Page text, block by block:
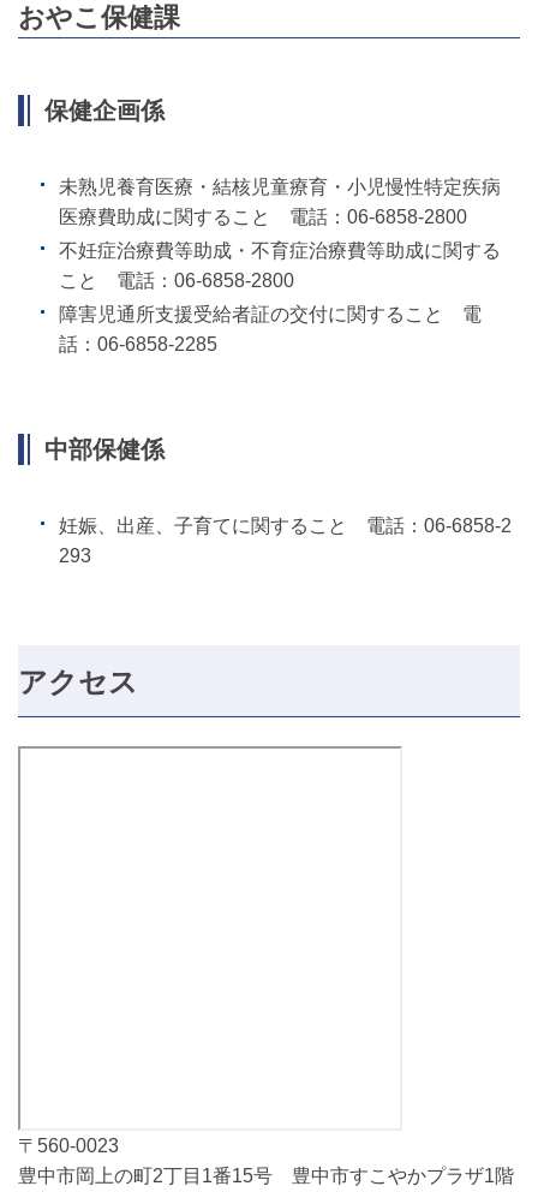
おやこ保健課
保健企画係
未熟児養育医療・結核児童療育・小児慢性特定疾病
医療費助成に関すること 電話：06-6858-2800
不妊症治療費等助成・不育症治療費等助成に関する
こと 電話：06-6858-2800
障害児通所支援受給者証の交付に関すること 電
話：06-6858-2285
中部保健係
妊娠、出産、子育てに関すること 電話：06-6858-2
293
アクセス
〒560-0023
豊中市岡上の町2丁目1番15号 豊中市すこやかプラザ1階